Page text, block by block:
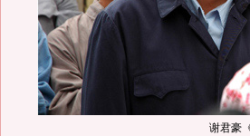
谢君豪